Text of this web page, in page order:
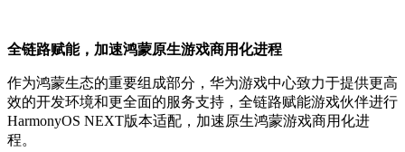
全链路赋能，加速鸿蒙原生游戏商用化进程
作为鸿蒙生态的重要组成部分，华为游戏中心致力于提供更高
效的开发环境和更全面的服务支持，全链路赋能游戏伙伴进行
HarmonyOS NEXT版本适配，加速原生鸿蒙游戏商用化进
程。